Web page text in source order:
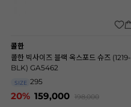
콜한
콜한 빅사이즈 블랙 옥스포드 슈즈 (1219-
BLK) GA5462
SIZE 295
20% 159,000 198,000